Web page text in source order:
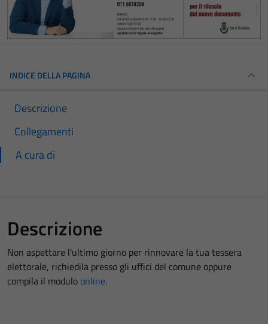
INDICE DELLA PAGINA
Descrizione
Collegamenti
A cura di
Descrizione
Non aspettare l'ultimo giorno per rinnovare la tua tessera
elettorale, richiedila presso gli uffici del comune oppure
compila il modulo online.